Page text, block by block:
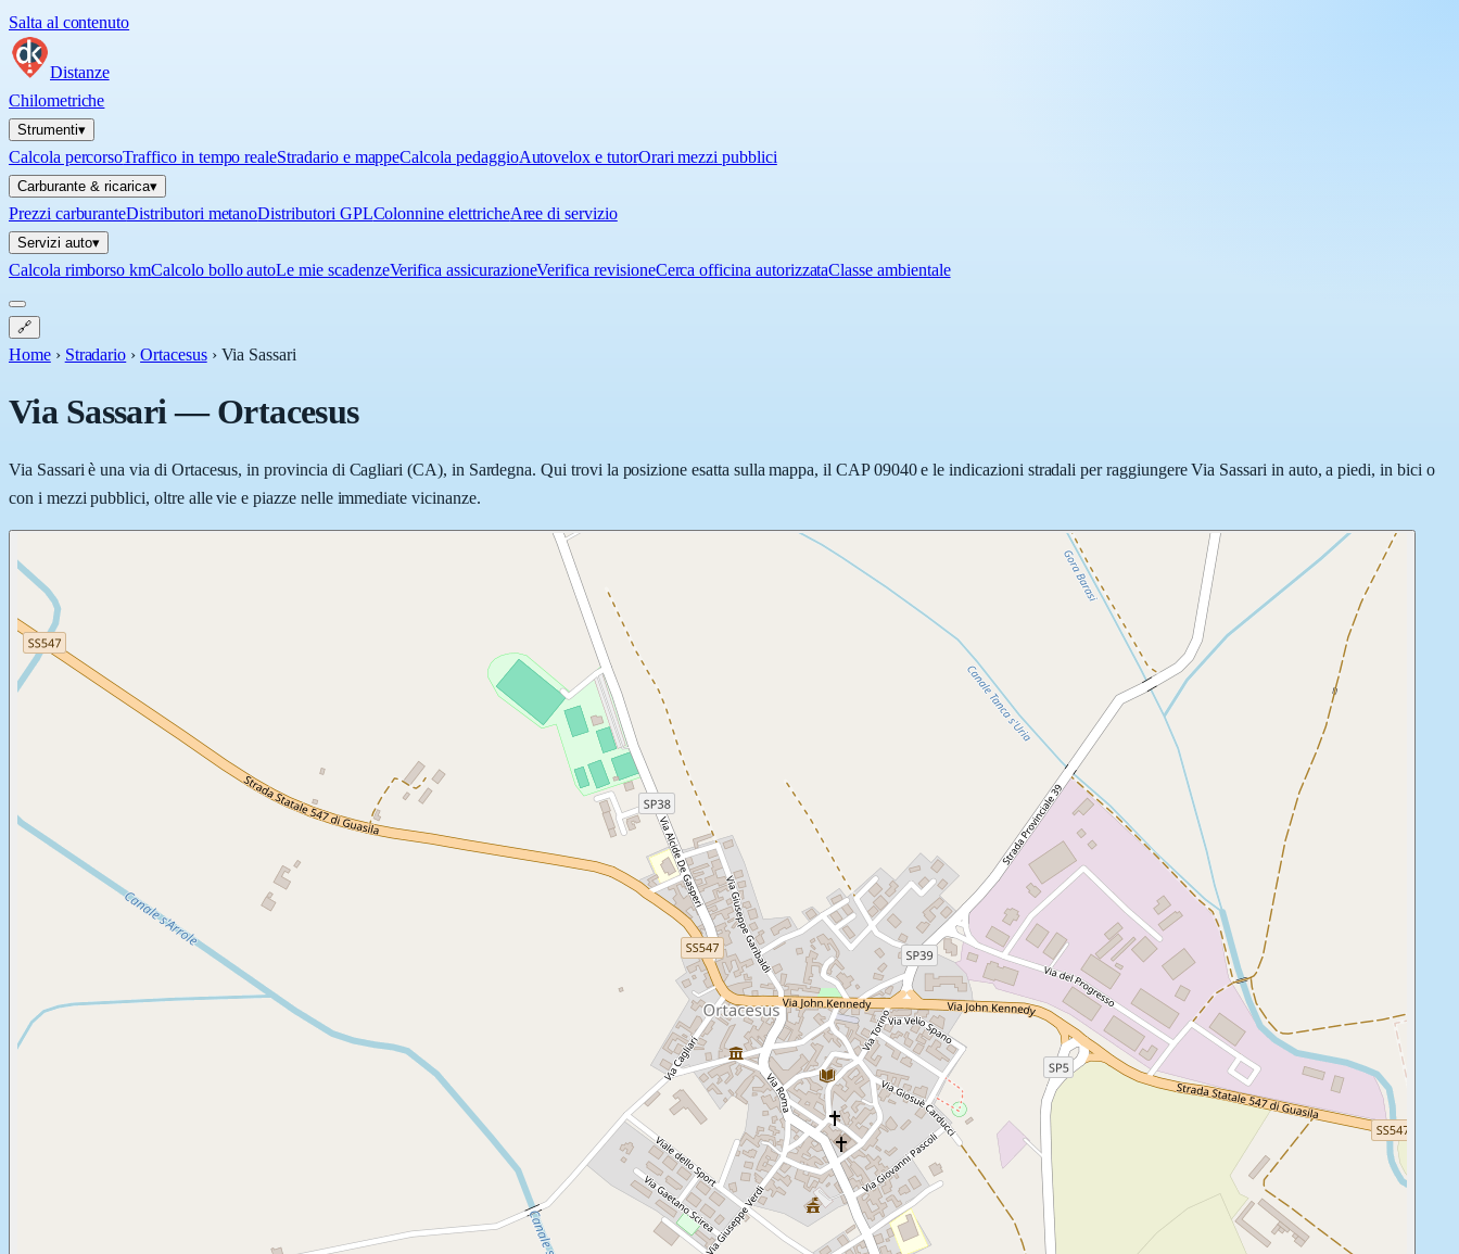
Salta al contenuto
Distanze
Chilometriche
Strumenti▾
Calcola percorsoTraffico in tempo realeStradario e mappeCalcola pedaggioAutovelox e tutorOrari mezzi pubblici
Carburante & ricarica▾
Prezzi carburanteDistributori metanoDistributori GPLColonnine elettricheAree di servizio
Servizi auto▾
Calcola rimborso kmCalcolo bollo autoLe mie scadenzeVerifica assicurazioneVerifica revisioneCerca officina autorizzataClasse ambientale
🔗
Home › Stradario › Ortacesus › Via Sassari
Via Sassari—Ortacesus
Via Sassari è una via di Ortacesus, in provincia di Cagliari (CA), in Sardegna. Qui trovi la posizione esatta sulla mappa, il CAP 09040 e le indicazioni stradali per raggiungere Via Sassari in auto, a piedi, in bici o
con i mezzi pubblici, oltre alle vie e piazze nelle immediate vicinanze.